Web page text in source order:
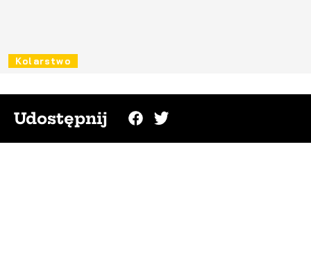
Kolarstwo
Udostępnij